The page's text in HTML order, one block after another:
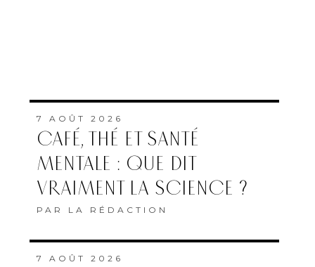
7 AOÛT 2026
CAFÉ, THÉ ET SANTÉ
MENTALE : QUE DIT
VRAIMENT LA SCIENCE ?
PAR LA RÉDACTION
7 AOÛT 2026